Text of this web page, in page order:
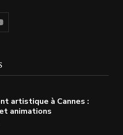
artistique à Cannes :
animations